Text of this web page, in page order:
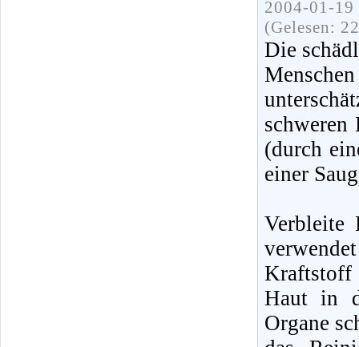
2004-01-
(Gelesen:
Die
(durch
einer
Verbleite
Haut in
Organe